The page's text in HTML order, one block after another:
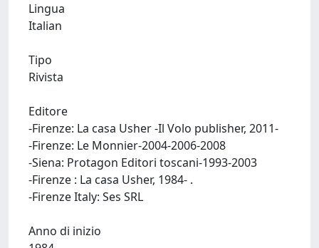
Lingua
Tipo
Rivista
Editore
-Firenze: La casa Usher -Il Volo publisher, 2011-
-Firenze: Le Monnier-2004-2006-2008
-Siena: Protagon Editori toscani-1993-2003
-Firenze : La casa Usher, 1984- .
Anno di inizio